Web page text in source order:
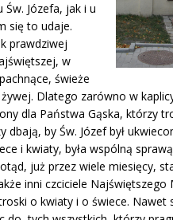
Józefa, jak i u
się to udaje.
prawdziwej
w
świeże
Dlatego zarówno w
dla Państwa Gąska, którzy
by Św. Józef był
i kwiaty, była wspólną
już przez wiele miesięcy,
inni czciciele Najświętszego
o kwiaty i o świece. Nawet